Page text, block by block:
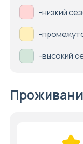
-низкий
-
-высокий